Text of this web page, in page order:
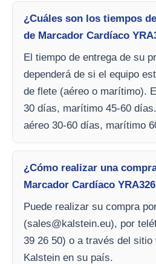
¿Cuáles son los tiempos
de Marcador Cardíaco
El tiempo de entrega de su
dependerá de si el equipo
de flete (aéreo o marítimo).
30 días, marítimo 45-60
aéreo 30-60 días, marítimo
¿Cómo realizar una
Marcador Cardíaco
Puede realizar su compra
(sales@kalstein.eu), por
39 26 50) o a través del sitio
Kalstein en su país.